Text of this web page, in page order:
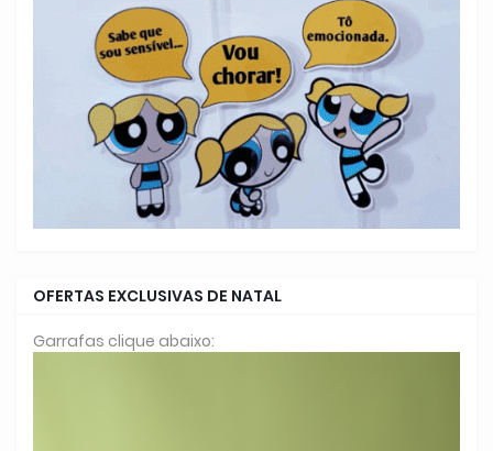
OFERTAS EXCLUSIVAS DE NATAL
Garrafas clique abaixo: